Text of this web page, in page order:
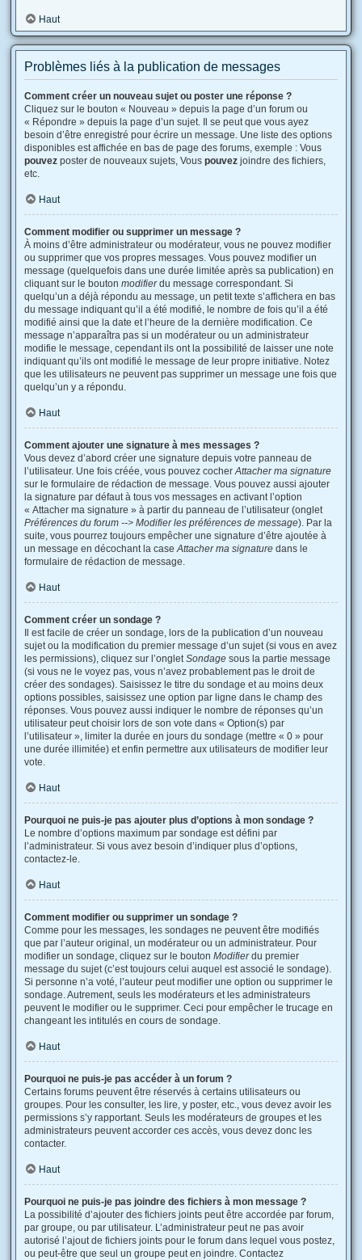
Haut
Problèmes liés à la publication de messages
Comment créer un nouveau sujet ou poster une réponse ?
Cliquez sur le bouton « Nouveau » depuis la page d’un forum ou
« Répondre » depuis la page d’un sujet. Il se peut que vous ayez
besoin d’être enregistré pour écrire un message. Une liste des options
disponibles est affichée en bas de page des forums, exemple : Vous
pouvez poster de nouveaux sujets, Vous pouvez joindre des fichiers,
etc.
Haut
Comment modifier ou supprimer un message ?
À moins d’être administrateur ou modérateur, vous ne pouvez modifier
ou supprimer que vos propres messages. Vous pouvez modifier un
message (quelquefois dans une durée limitée après sa publication) en
cliquant sur le bouton modifierdu message correspondant. Si
quelqu’un a déjà répondu au message, un petit texte s’affichera en bas
du message indiquant qu’il a été modifié, le nombre de fois qu’il a été
modifié ainsi que la date et l’heure de la dernière modification. Ce
message n’apparaîtra pas si un modérateur ou un administrateur
modifie le message, cependant ils ont la possibilité de laisser une note
indiquant qu’ils ont modifié le message de leur propre initiative. Notez
que les utilisateurs ne peuvent pas supprimer un message une fois que
quelqu’un y a répondu.
Haut
Comment ajouter une signature à mes messages ?
Vous devez d’abord créer une signature depuis votre panneau de
l’utilisateur. Une fois créée, vous pouvez cocherAttacher ma signature
sur le formulaire de rédaction de message. Vous pouvez aussi ajouter
la signature par défaut à tous vos messages en activant l’option
« Attacher ma signature » à partir du panneau de l’utilisateur (onglet
Préférences du forum --> Modifier les préférences de message). Par la
suite, vous pourrez toujours empêcher une signature d’être ajoutée à
un message en décochant la caseAttacher ma signature dans le
formulaire de rédaction de message.
Haut
Comment créer un sondage ?
Il est facile de créer un sondage, lors de la publication d’un nouveau
sujet ou la modification du premier message d’un sujet (si vous en avez
les permissions), cliquez sur l’ongletSondage sous la partie message
(si vous ne le voyez pas, vous n’avez probablement pas le droit de
créer des sondages). Saisissez le titre du sondage et au moins deux
options possibles, saisissez une option par ligne dans le champ des
réponses. Vous pouvez aussi indiquer le nombre de réponses qu’un
utilisateur peut choisir lors de son vote dans « Option(s) par
l’utilisateur », limiter la durée en jours du sondage (mettre « 0 » pour
une durée illimitée) et enfin permettre aux utilisateurs de modifier leur
vote.
Haut
Pourquoi ne puis-je pas ajouter plus d’options à mon sondage ?
Le nombre d’options maximum par sondage est défini par
l’administrateur. Si vous avez besoin d’indiquer plus d’options,
contactez-le.
Haut
Comment modifier ou supprimer un sondage ?
Comme pour les messages, les sondages ne peuvent être modifiés
que par l’auteur original, un modérateur ou un administrateur. Pour
modifier un sondage, cliquez sur le bouton Modifierdu premier
message du sujet (c’est toujours celui auquel est associé le sondage).
Si personne n’a voté, l’auteur peut modifier une option ou supprimer le
sondage. Autrement, seuls les modérateurs et les administrateurs
peuvent le modifier ou le supprimer. Ceci pour empêcher le trucage en
changeant les intitulés en cours de sondage.
Haut
Pourquoi ne puis-je pas accéder à un forum ?
Certains forums peuvent être réservés à certains utilisateurs ou
groupes. Pour les consulter, les lire, y poster, etc., vous devez avoir les
permissions s’y rapportant. Seuls les modérateurs de groupes et les
administrateurs peuvent accorder ces accès, vous devez donc les
contacter.
Haut
Pourquoi ne puis-je pas joindre des fichiers à mon message ?
La possibilité d’ajouter des fichiers joints peut être accordée par forum,
par groupe, ou par utilisateur. L’administrateur peut ne pas avoir
autorisé l’ajout de fichiers joints pour le forum dans lequel vous postez,
ou peut-être que seul un groupe peut en joindre. Contactez